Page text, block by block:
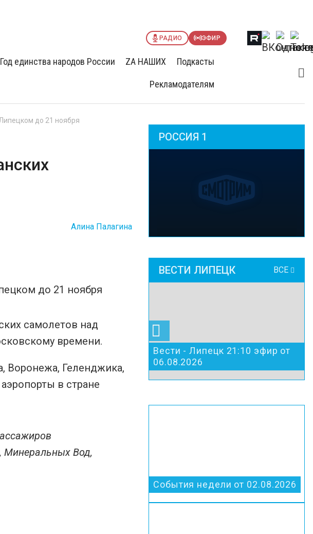
РАДИО ЭФИР
Год единства народов России ZА НАШИХ Подкасты
Рекламодателям
до 21 ноября
Алина Палагина
самолетов над
времени.
Воронежа, Геленджика,
в стране
Минеральных Вод,
РОССИЯ 1
ВЕСТИ ЛИПЕЦК ВСЕ
Вести - Липецк 21:10 эфир от
06.08.2026
События недели от 02.08.2026